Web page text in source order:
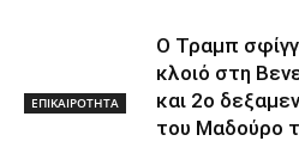
ΕΠΙΚΑΙΡΟΤΗΤΑ
Ο Τραμπ
κλοιό στη
και 2ο
του Μαδούρο